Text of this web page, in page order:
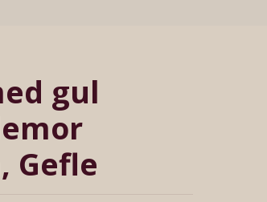
gul
Gefle